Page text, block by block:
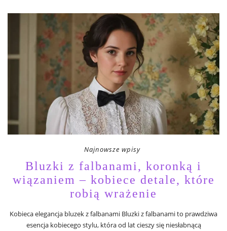
Najnowsze wpisy
Bluzki z falbanami, koronką i
wiązaniem – kobiece detale, które
robią wrażenie
Kobieca elegancja bluzek z falbanami Bluzki z falbanami to prawdziwa
esencja kobiecego stylu, która od lat cieszy się niesłabnącą